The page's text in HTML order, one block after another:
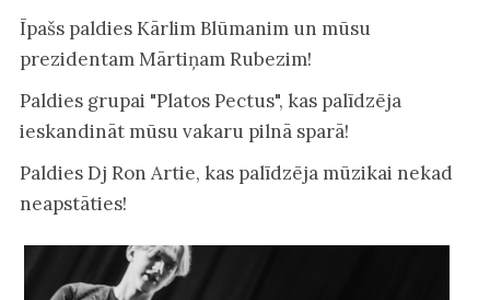
Īpašs paldies Kārlim Blūmanim un mūsu
prezidentam Mārtiņam Rubezim!
Paldies grupai "Platos Pectus", kas palīdzēja
ieskandināt mūsu vakaru pilnā sparā!
Paldies Dj Ron Artie, kas palīdzēja mūzikai nekad
neapstāties!